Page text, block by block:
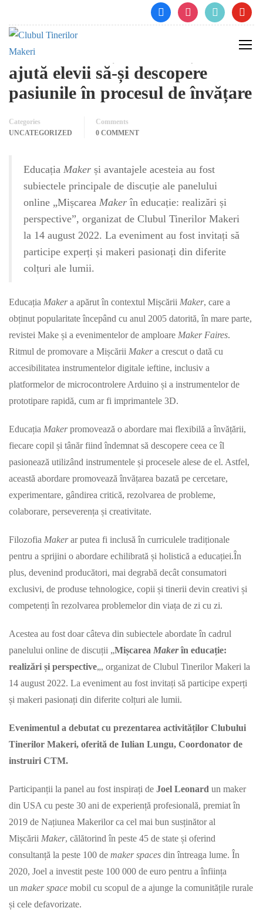
facebookinstagramtiktok youtube
Ce este educația Maker și cum
ajută elevii să-și descopere
pasiunile în procesul de învățare
Categories
UNCATEGORIZED
Comments
0 COMMENT
Educația Maker și avantajele acesteia au fost
subiectele principale de discuție ale panelului
online „Mișcarea Maker în educație: realizări și
perspective”, organizat de Clubul Tinerilor Makeri
la 14 august 2022. La eveniment au fost invitați să
participe experți și makeri pasionați din diferite
colțuri ale lumii.
Educația Makera apărut în contextul Mișcării Maker, care a
obținut popularitate începând cu anul 2005 datorită, în mare parte,
revistei Make și a evenimentelor de amploare Maker Faires.
Ritmul de promovare a Mișcării Makera crescut o dată cu
accesibilitatea instrumentelor digitale ieftine, inclusiv a
platformelor de microcontrolere Arduino și a instrumentelor de
prototipare rapidă, cum ar fi imprimantele 3D.
Educația Makerpromovează o abordare mai flexibilă a învățării,
fiecare copil și tânăr fiind îndemnat să descopere ceea ce îl
pasionează utilizând instrumentele și procesele alese de el. Astfel,
această abordare promovează învățarea bazată pe cercetare,
experimentare, gândirea critică, rezolvarea de probleme,
colaborare, perseverența și creativitate.
Filozofia Makerar putea fi inclusă în curriculele tradiționale
pentru a sprijini o abordare echilibrată și holistică a educației.În
plus, devenind producători, mai degrabă decât consumatori
exclusivi, de produse tehnologice, copii și tinerii devin creativi și
competenți în rezolvarea problemelor din viața de zi cu zi.
Acestea au fost doar câteva din subiectele abordate în cadrul
panelului online de discuții „Mișcarea Makerîn educație:
realizări și perspective„, organizat de Clubul Tinerilor Makeri la
14 august 2022. La eveniment au fost invitați să participe experți
și makeri pasionați din diferite colțuri ale lumii.
Evenimentul a debutat cu prezentarea activităților Clubului
Tinerilor Makeri, oferită de Iulian Lungu, Coordonator de
instruiri CTM.
Participanții la panel au fost inspirați de Joel Leonard un maker
din USA cu peste 30 ani de experiență profesională, premiat în
2019 de Națiunea Makerilor ca cel mai bun susținător al
Mișcării Maker, călătorind în peste 45 de state și oferind
consultanță la peste 100 de maker spaces din întreaga lume. În
2020, Joel a investit peste 100 000 de euro pentru a înființa
un maker space mobil cu scopul de a ajunge la comunitățile rurale
și cele defavorizate.